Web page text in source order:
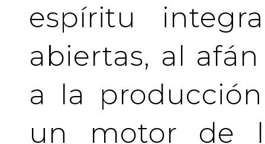
espíritu
abiertas, al
a la
un motor de